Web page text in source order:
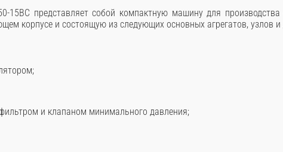
15ВС представляет собой компактную машину для производства
корпусе и состоящую из следующих основных агрегатов, узлов и
и клапаном минимального давления;